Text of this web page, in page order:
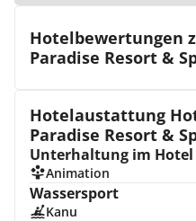
Hotelbewertungen
Paradise Resort &
Hotelaustattung
Paradise Resort &
Unterhaltung im Hotel
Animation
Wassersport
Kanu